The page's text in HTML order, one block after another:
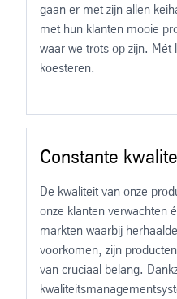
gaan er met zijn allen
met hun klanten mooie
waar we trots op zijn. Mét
koesteren.
Constante
De kwaliteit van onze
onze klanten verwachten
markten waarbij
voorkomen, zijn
van cruciaal belang.